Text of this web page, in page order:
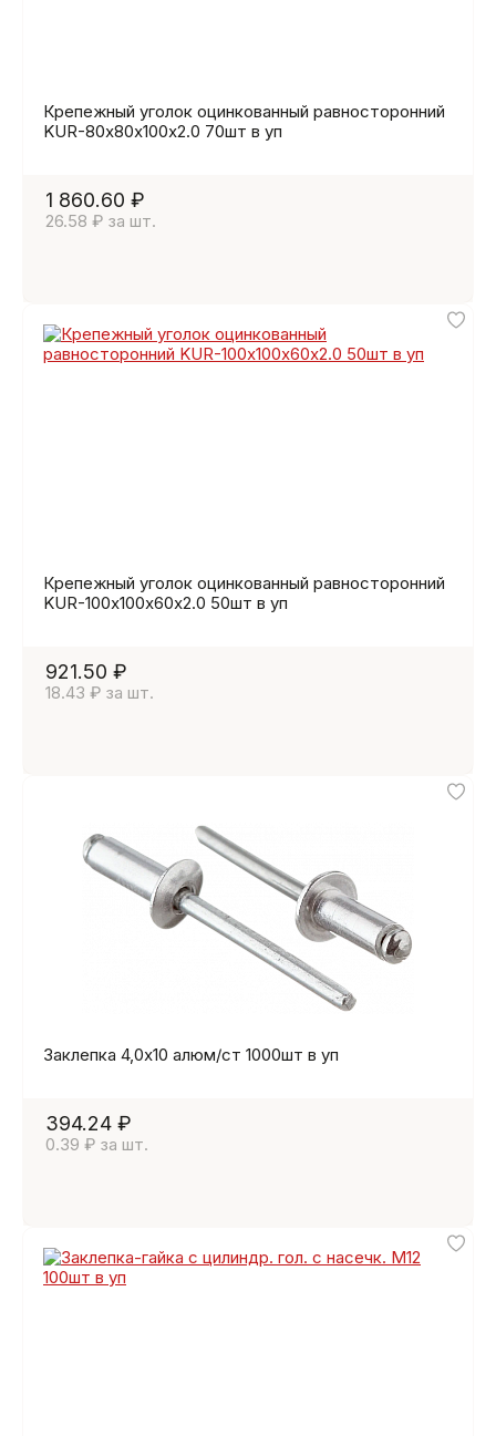
Крепежный уголок оцинкованный равносторонний
KUR-80х80х100х2.0 70шт в уп
1 860.60 ₽
26.58 ₽ за шт.
Крепежный уголок оцинкованный равносторонний
KUR-100х100х60х2.0 50шт в уп
921.50 ₽
18.43 ₽ за шт.
Заклепка 4,0х10 алюм/ст 1000шт в уп
394.24 ₽
0.39 ₽ за шт.